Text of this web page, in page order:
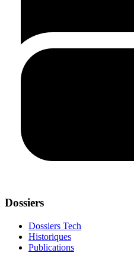
Dossiers
Dossiers Tech
Historiques
Publications